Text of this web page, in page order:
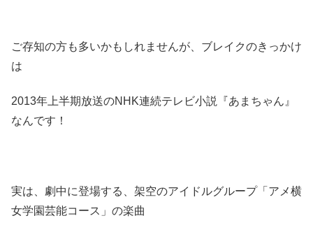
ご存知の方も多いかもしれませんが、ブレイクのきっかけ
は
2013年上半期放送のNHK連続テレビ小説『あまちゃん』
なんです！
実は、劇中に登場する、架空のアイドルグループ「アメ横
女学園芸能コース」の楽曲